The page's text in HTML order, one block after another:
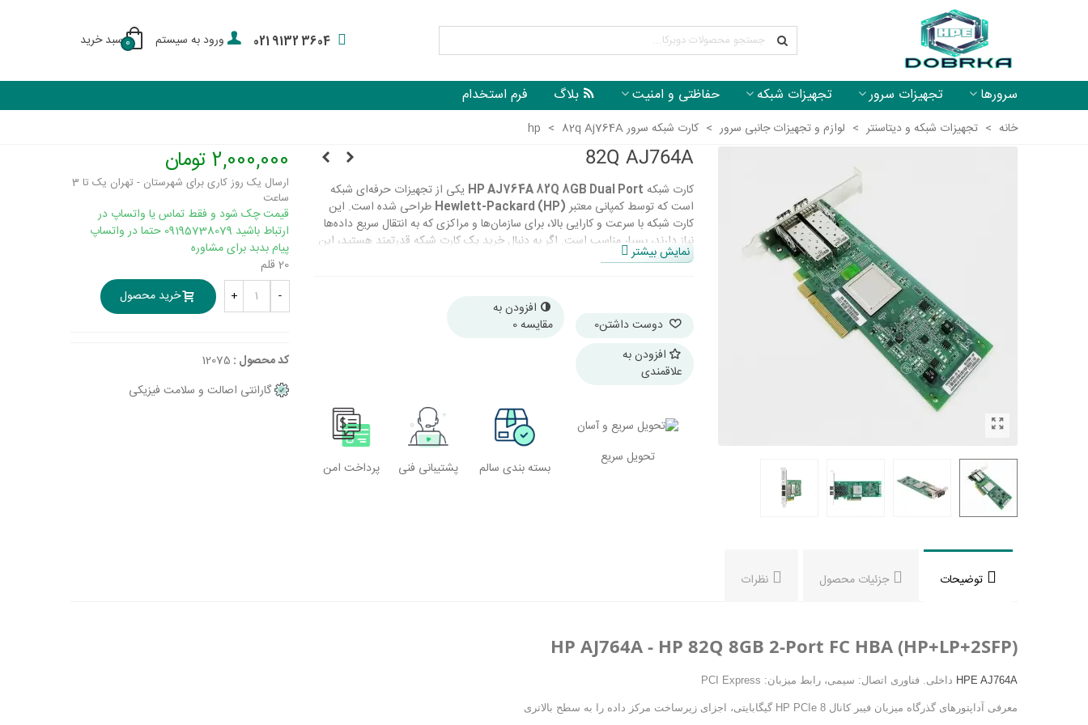
021 9132 3604 ورود به سیستم 0سبد خرید
سرورها تجهیزات سرور تجهیزات شبکه حفاظتی و امنیت بلاگ فرم استخدام
خانه > تجهیزات شبکه و دیتاسنتر > لوازم و تجهیزات جانبی سرور > کارت شبکه سرور hp > 82q Aj764A
82Q AJ764A
کارت شبکه HP AJ764A 82Q 8GB Dual Port یکی از تجهیزات حرفه‌ای شبکه
است که توسط کمپانی معتبرHewlett-Packard (HP) طراحی شده است. این
کارت شبکه با سرعت و کارایی بالا، برای سازمان‌ها و مراکزی که به انتقال سریع داده‌ها
نیاز دارند، بسیار مناسب است. اگر به دنبال خرید یک کارت شبکه قدرتمند هستید، این
محصول می‌تواند گزینه ایده‌آلی برای شما باشد.
خرید از وارد کننده دست اول
با تحویل سریع، سفارش شما ظرف 1 تا 2 روز کاری تحویل داده می شود
نمایش بیشتر
دوست داشتن0
افزودن به
مقایسه0
افزودن به
علاقمندی
تحویل سریع
بسته بندی سالم پشتیبانی فنی پرداخت امن
2,000,000 تومان
ارسال یک روز کاری برای شهرستان - تهران یک تا 3
ساعت
قیمت چک شود و فقط تماس یا واتساپ در
ارتباط باشید 09195738079 حتما در واتساپ
پیام بدبد برای مشاوره
20 قلم
-
+ خرید محصول
کد محصول : 12075
گارانتی اصالت و سلامت فیزیکی
توضیحات جزئیات محصول نظرات
HP AJ764A - HP 82Q 8GB 2-Port FC HBA (HP+LP+2SFP)
HPE AJ764A داخلی. فناوری اتصال: سیمی، رابط میزبان: PCI Express
معرفی آداپتورهای گذرگاه میزبان فیبر کانال HP PCIe 8 گیگابایتی، اجزای زیرساخت مرکز داده را به سطح بالاتری